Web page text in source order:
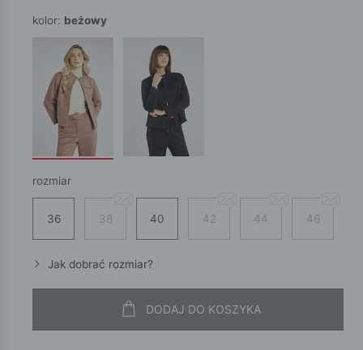
kolor: beżowy
rozmiar
36 38 40 42 44 46
Jak dobrać rozmiar?
DODAJ DO KOSZYKA